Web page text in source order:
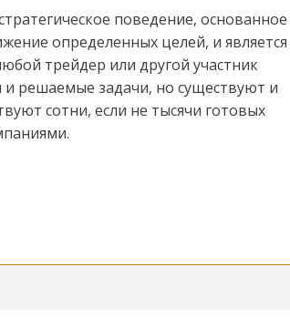
поведение, основанное
определенных целей, и является
трейдер или другой участник
и решаемые задачи, но существуют и
сотни, если не тысячи готовых